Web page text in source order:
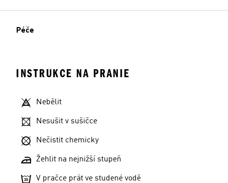
Péče
INSTRUKCE NA PRANIE
Nebělit
Nesušit v sušičce
Nečistit chemicky
Žehlit na nejnižší stupeň
V pračce prát ve studené vodě